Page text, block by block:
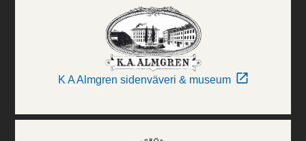
K A Almgren sidenväveri & museum